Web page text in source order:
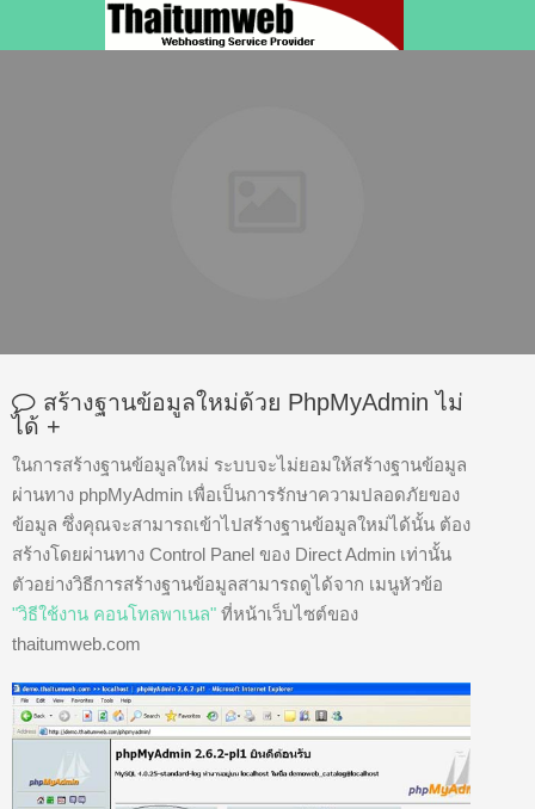
สร้างฐานข้อมูลใหม่ด้วย PhpMyAdmin ไม่
ได้ +
ในการสร้างฐานข้อมูลใหม่ ระบบจะไม่ยอมให้สร้างฐานข้อมูล
ผ่านทาง phpMyAdmin เพื่อเป็นการรักษาความปลอดภัยของ
ข้อมูล ซึ่งคุณจะสามารถเข้าไปสร้างฐานข้อมูลใหม่ได้นั้น ต้อง
สร้างโดยผ่านทาง Control Panel ของ Direct Admin เท่านั้น
ตัวอย่างวิธีการสร้างฐานข้อมูลสามารถดูได้จาก เมนูหัวข้อ
"วิธีใช้งาน คอนโทลพาเนล" ที่หน้าเว็บไซต์ของ
thaitumweb.com